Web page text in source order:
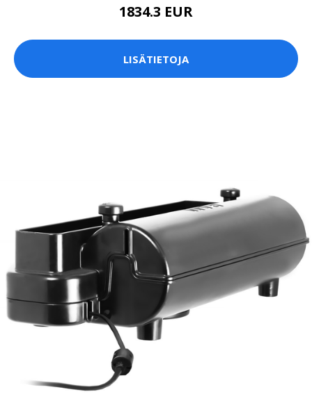
1834.3 EUR
LISÄTIETOJA